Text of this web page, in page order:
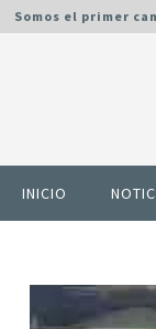
Somos el primer
INICIO